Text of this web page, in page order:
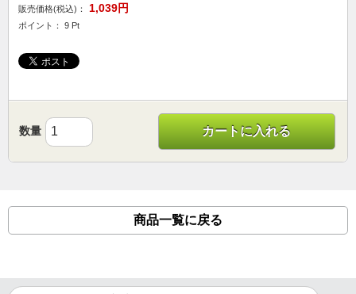
販売価格(税込)：
1,039円
ポイント： 9 Pt
数量 カートに入れる
商品一覧に戻る